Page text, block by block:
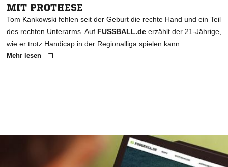
MIT PROTHESE
Tom Kankowski fehlen seit der Geburt die rechte Hand und ein Teil
des rechten Unterarms. Auf FUSSBALL.de erzählt der 21-Jährige,
wie er trotz Handicap in der Regionalliga spielen kann.
Mehr lesen